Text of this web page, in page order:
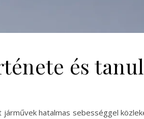
és
hatalmas sebességgel